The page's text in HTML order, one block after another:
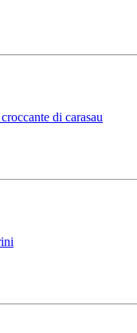
di carasau